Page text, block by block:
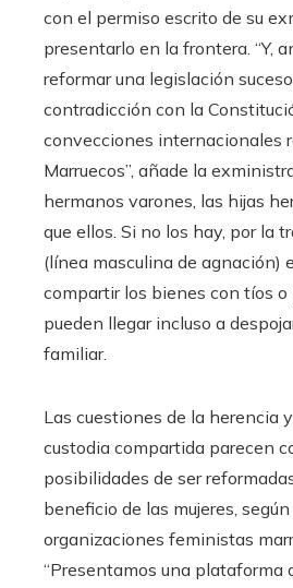
con el permiso escrito de su
presentarlo en la frontera. “Y,
reformar una legislación
contradicción con la
convecciones internacionales
Marruecos”, añade la
hermanos varones, las hijas
que ellos. Si no los hay, por la
(línea masculina de agnación)
compartir los bienes con tíos o
pueden llegar incluso a
familiar.
Las cuestiones de la herencia
custodia compartida parecen
posibilidades de ser
beneficio de las mujeres,
organizaciones feministas
“Presentamos una plataforma